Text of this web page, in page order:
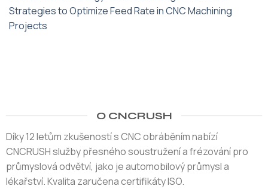
Strategies to Optimize Feed Rate in CNC Machining
Projects
O CNCRUSH
Díky 12 letům zkušeností s CNC obráběním nabízí
CNCRUSH služby přesného soustružení a frézování pro
průmyslová odvětví, jako je automobilový průmysl a
lékařství. Kvalita zaručena certifikáty ISO.